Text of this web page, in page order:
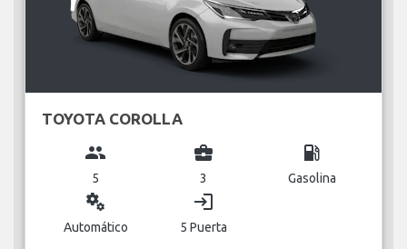
TOYOTA COROLLA
group
5
business_center
3
local_gas_station
Gasolina
miscellaneous_services
Automático
login
5 Puerta